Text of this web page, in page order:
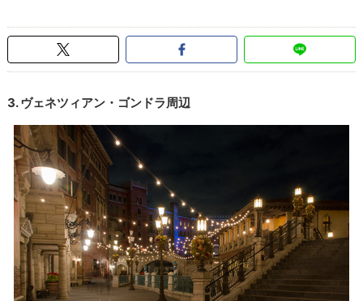
3. ヴェネツィアン・ゴンドラ周辺